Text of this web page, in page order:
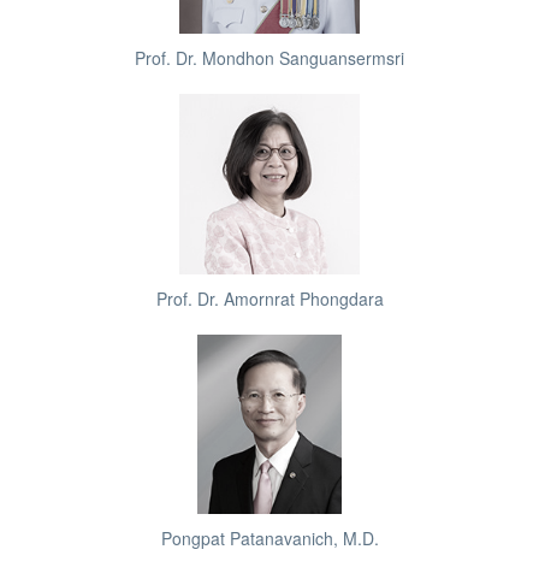
Prof. Dr. Mondhon Sanguansermsri
Prof. Dr. Amornrat Phongdara
Pongpat Patanavanich, M.D.